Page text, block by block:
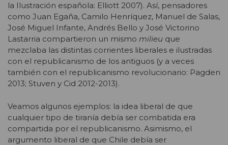
la Ilustración española: Elliott 2007). Así, pensadores
como Juan Egaña, Camilo Henríquez, Manuel de Salas,
José Miguel Infante, Andrés Bello y José Victorino
Lastarria compartieron un mismo milieu que
mezclaba las distintas corrientes liberales e ilustradas
con el republicanismo de los antiguos (y a veces
también con el republicanismo revolucionario: Pagden
2013; Stuven y Cid 2012-2013).
Veamos algunos ejemplos: la idea liberal de que
cualquier tipo de tiranía debía ser combatida era
compartida por el republicanismo. Asimismo, el
argumento liberal de que Chile debía ser